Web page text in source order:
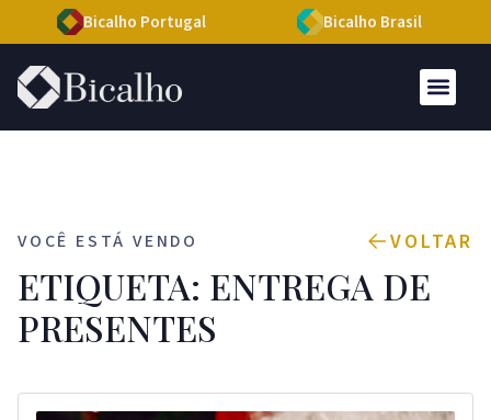
Bicalho Portugal Bicalho Brasil
VOCÊ ESTÁ VENDO VOLTAR
ETIQUETA: ENTREGA DE
PRESENTES